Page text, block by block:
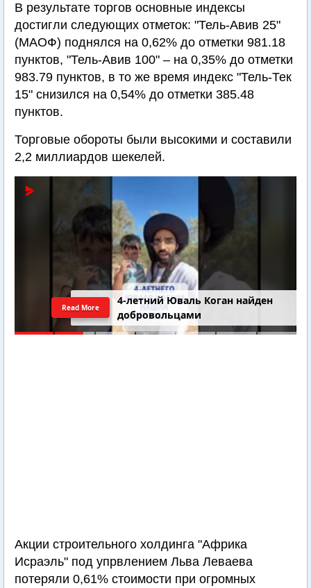
В результате торгов основные индексы
достигли следующих отметок: "Тель-Авив 25"
(МАОФ) поднялся на 0,62% до отметки 981.18
пунктов, "Тель-Авив 100" – на 0,35% до отметки
983.79 пунктов, в то же время индекс "Тель-Тек
15" снизился на 0,54% до отметки 385.48
пунктов.
Торговые обороты были высокими и составили
2,2 миллиардов шекелей.
4-летний Юваль Коган найден
добровольцами
Read More
Акции строительного холдинга "Африка
Исраэль" под упрвлением Льва Леваева
потеряли 0,61% стоимости при огромных